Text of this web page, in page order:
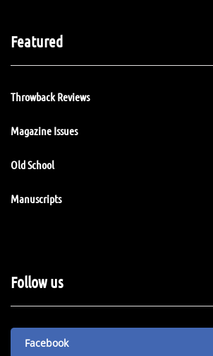
Featured
Throwback Reviews
Magazine Issues
Old School
Manuscripts
Follow us
Facebook